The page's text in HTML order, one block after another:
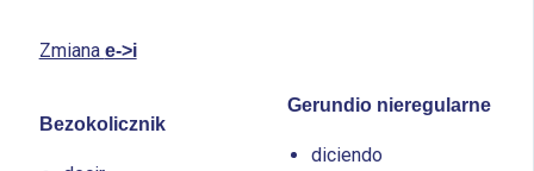
Zmiana e->i
Bezokolicznik
Gerundio nieregularne
diciendo